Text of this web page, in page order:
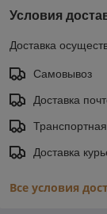
Условия
Доставка
Самовывоз
Доставка
Доставка
Все условия